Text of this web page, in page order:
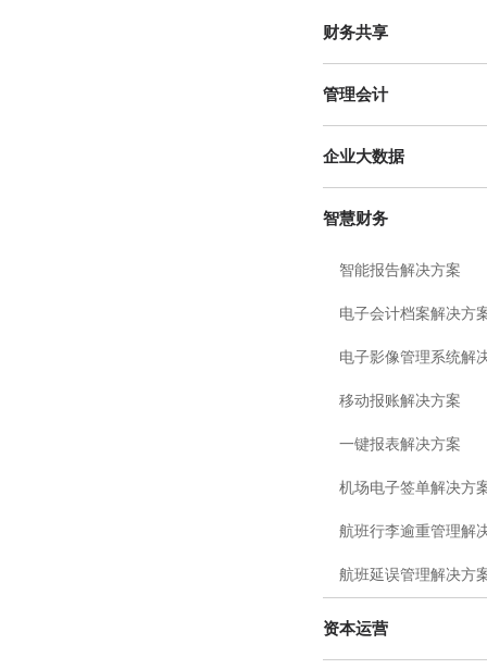
财务共享
管理会计
企业大数据
智慧财务
智能报告解决方案
电子会计档案解决方
电子影像管理系统解
移动报账解决方案
一键报表解决方案
机场电子签单解决方
航班行李逾重管理解
航班延误管理解决方
资本运营